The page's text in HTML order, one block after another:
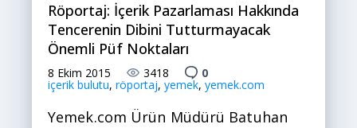
Röportaj: İçerik Pazarlaması Hakkında
Tencerenin Dibini Tutturmayacak
Önemli Püf Noktaları
8 Ekim 2015 3418
0
içerik bulutu, röportaj, yemek, yemek.com
Yemek.com Ürün Müdürü Batuhan